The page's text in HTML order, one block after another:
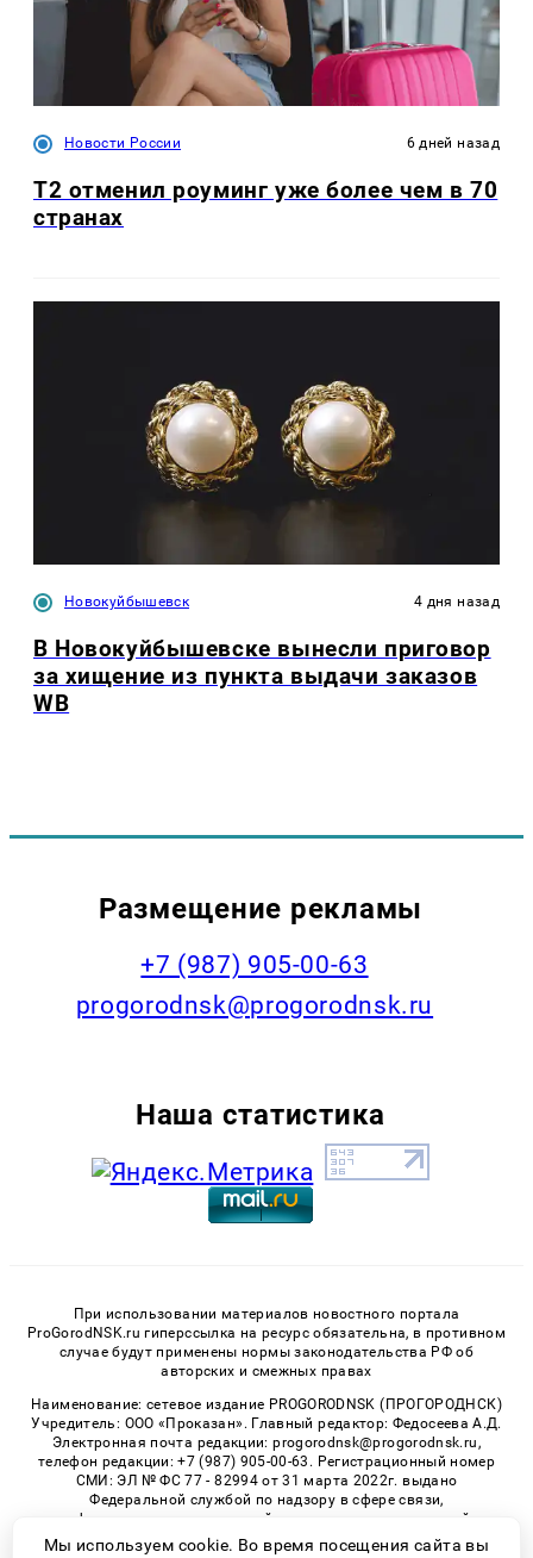
Новости России 6 дней назад
Т2 отменил роуминг уже более чем в 70
странах
Новокуйбышевск 4 дня назад
В Новокуйбышевске вынесли приговор
за хищение из пункта выдачи заказов
WB
Размещение рекламы
+7 (987) 905-00-63
progorodnsk@progorodnsk.ru
Наша статистика
При использовании материалов новостного портала
ProGorodNSK.ru гиперссылка на ресурс обязательна, в противном
случае будут применены нормы законодательства РФ об
авторских и смежных правах
Наименование: сетевое издание PROGORODNSK (ПРОГОРОДНСК)
Учредитель: ООО «Проказан». Главный редактор: Федосеева А.Д.
Электронная почта редакции: progorodnsk@progorodnsk.ru,
телефон редакции: +7 (987) 905-00-63. Регистрационный номер
СМИ: ЭЛ № ФС 77 - 82994 от 31 марта 2022г. выдано
Федеральной службой по надзору в сфере связи,
информационных технологий и массовых коммуникаций.
Возрастная категория сайта 16+.
Мы используем cookie. Во время посещения сайта вы